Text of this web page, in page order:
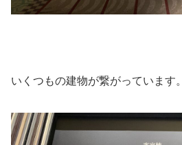
いくつもの建物が繋がっています。